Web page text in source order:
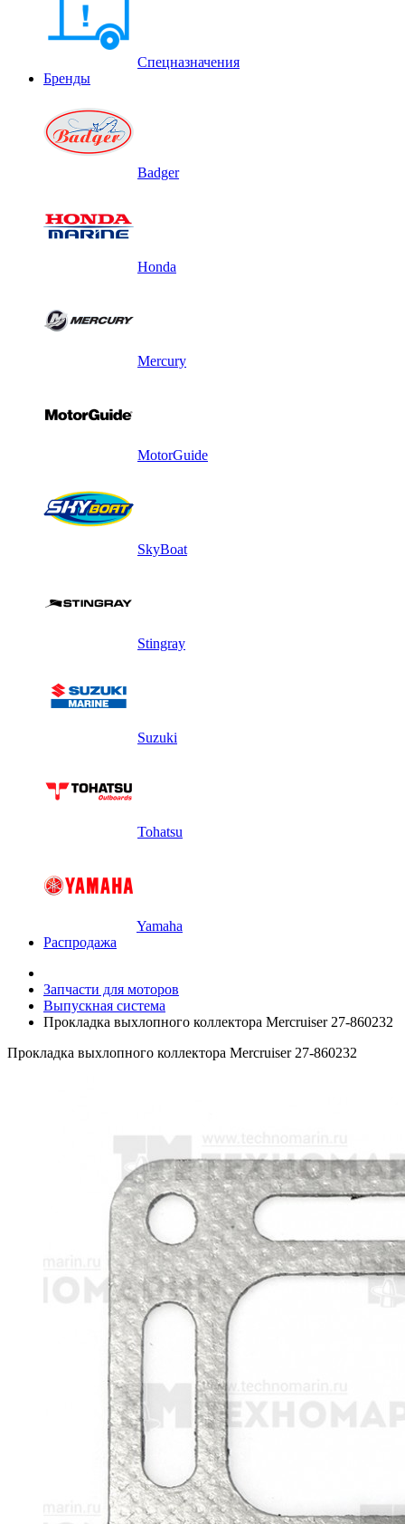
Спецназначения
Бренды
Badger
Honda
Mercury
MotorGuide
SkyBoat
Stingray
Suzuki
Tohatsu
Yamaha
Распродажа
Запчасти для моторов
Выпускная система
Прокладка выхлопного коллектора Mercruiser 27-860232
Прокладка выхлопного коллектора Mercruiser 27-860232